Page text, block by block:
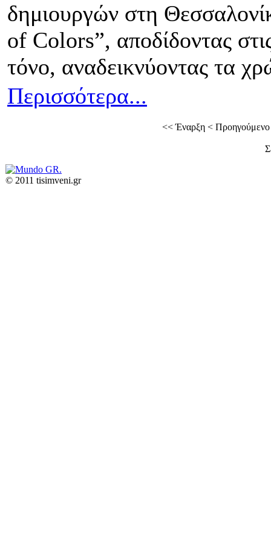
δημιουργών στη
of Colors”, αποδίδοντας
τόνο, αναδεικνύοντας τα
Περισσότερα...
<<Έναρξη < Προηγούμενο
© 2011 tisimveni.gr